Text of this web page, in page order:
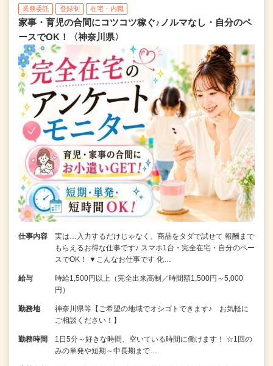
業務委託 登録制 在宅・内職
家事・育児の合間にコツコツ稼ぐ♪ノルマなし・自分のペ
ースでOK！〈神奈川県〉
仕事内容
実は…入力するだけじゃなく、商品をタダで試せて 報酬まで
もらえるお得な仕事です♪ スマホ1台・完全在宅・自分のペー
スでOK！ ▼こんなお仕事です 化…
給与
時給1,500円以上（完全出来高制／時間額1,500円～5,000
円）
勤務地
神奈川県等【ご希望の地域でオシゴトできます♪ お気軽に
ご相談ください！】
勤務時間
1日5分～好きな時間、空いている時間に働けます！ ☆1回の
みの単発や短期～中長期まで…